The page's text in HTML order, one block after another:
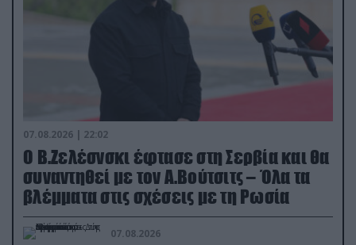
07.08.2026 | 22:02
Ο Β.Ζελέσνσκι έφτασε στη Σερβία και θα
συναντηθεί με τον Α.Βούτσιτς – Όλα τα
βλέμματα στις σχέσεις με τη Ρωσία
07.08.2026